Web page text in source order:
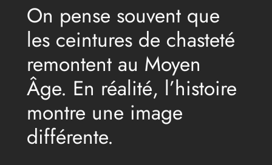
On pense souvent que
les ceintures de chasteté
remontent au Moyen
Âge. En réalité, l’histoire
montre une image
différente.